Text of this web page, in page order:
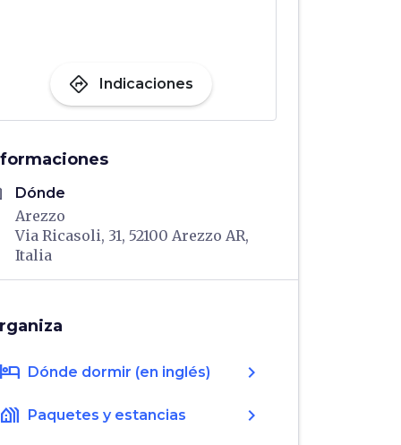
directions Indicaciones
Dónde
Arezzo
Via Ricasoli, 31, 52100 Arezzo AR,
Italia
hotel Dónde dormir (en inglés) chevron_right
holiday_village Paquetes y estancias chevron_right